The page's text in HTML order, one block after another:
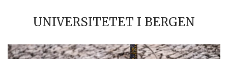
UNIVERSITETET I BERGEN